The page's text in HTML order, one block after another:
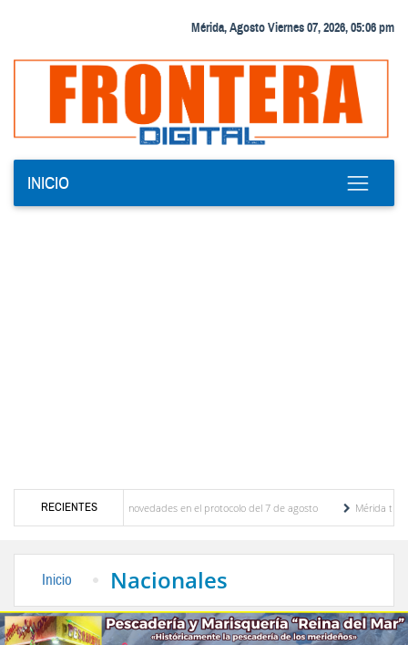
Mérida, Agosto Viernes 07, 2026, 05:06 pm
INICIO
RECIENTES
y se conocieron novedades en el protocolo del 7 de agosto
Mérida territorio
Inicio Nacionales